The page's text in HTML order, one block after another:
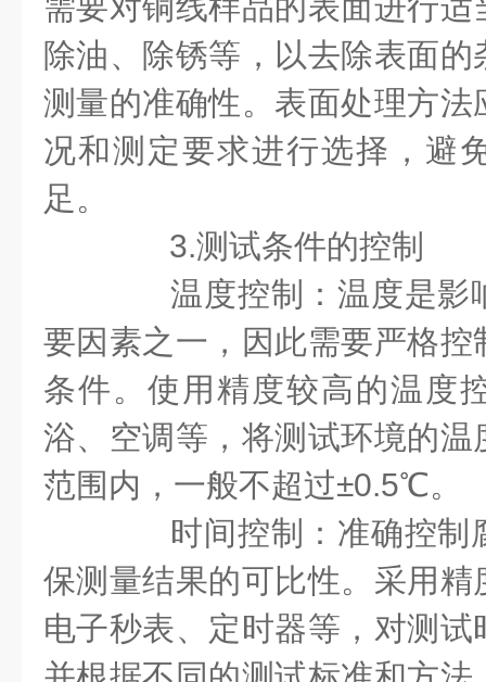
除油、除锈等，以去除表面
测量的准确性。表面处理方
况和测定要求进行选择，避
足。
3.测试条件的控制
温度控制：温度是影
要因素之一，因此需要严格
条件。使用精度较高的温度
浴、空调等，将测试环境的
范围内，一般不超过±0.5℃。
时间控制：准确控制
保测量结果的可比性。采用
电子秒表、定时器等，对测